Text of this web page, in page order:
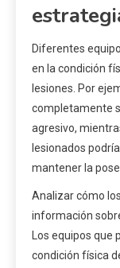
Diferentes
en la condición
lesiones. Por
completamente
agresivo,
lesionados
mantener la
Analizar cómo
información
Los equipos que
condición física